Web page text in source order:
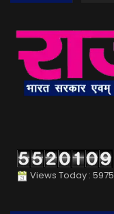
Views Today : 5975